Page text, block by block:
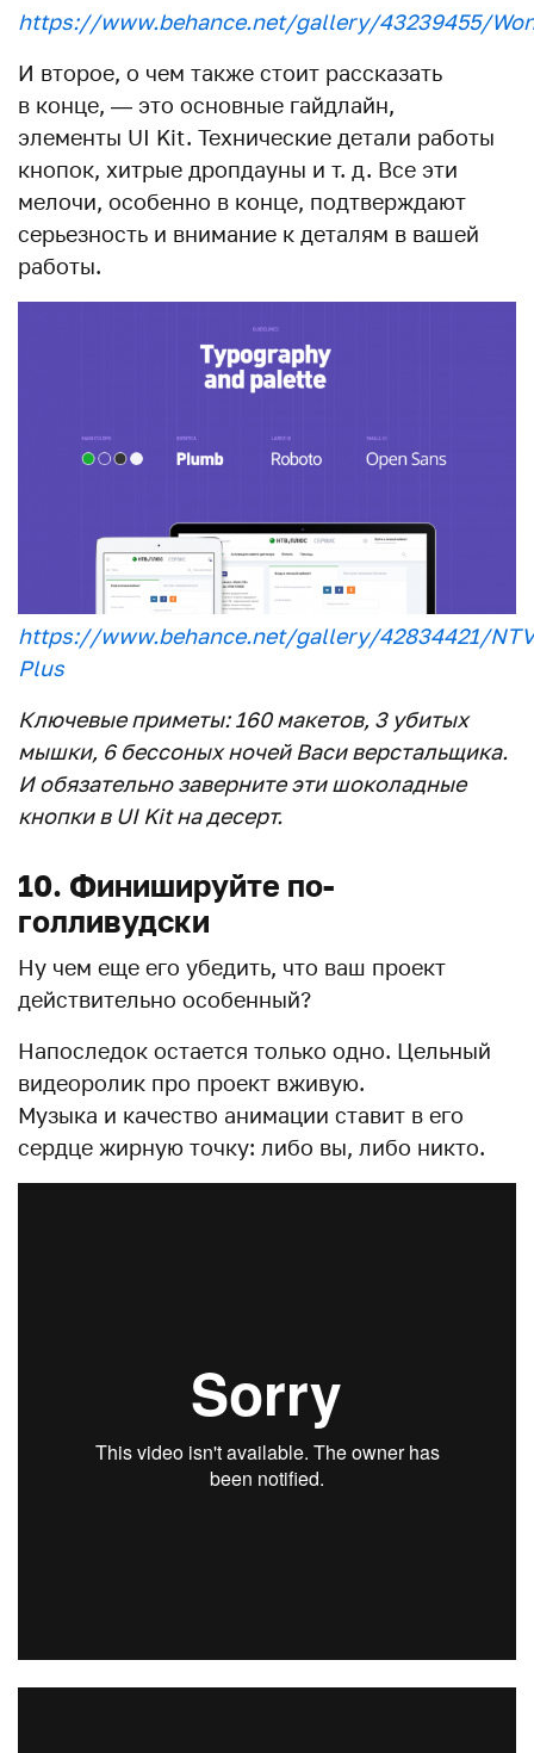
https://www.behance.net/gallery/43239455/
И второе, о чем также стоит рассказать
в конце, — это основные гайдлайн,
элементы UI Kit. Технические детали работы
кнопок, хитрые дропдауны и т. д. Все эти
мелочи, особенно в конце, подтверждают
серьезность и внимание к деталям в вашей
работы.
https://www.behance.net/gallery/42834421/
Plus
Ключевые приметы: 160 макетов, 3 убитых
мышки, 6 бессоных ночей Васи верстальщика.
И обязательно заверните эти шоколадные
кнопки в UI Kit на десерт.
10. Финишируйте по-
голливудски
Ну чем еще его убедить, что ваш проект
действительно особенный?
Напоследок остается только одно. Цельный
видеоролик про проект вживую.
Музыка и качество анимации ставит в его
сердце жирную точку: либо вы, либо никто.